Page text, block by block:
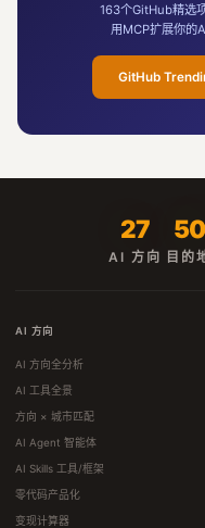
163个GitHub精选
用MCP扩展你的
GitHub
27
AI 方向
50
目的
AI 方向
AI 方向全分析
AI 工具全景
方向 × 城市匹配
AI Agent 智能体
AI Skills 工具/框架
零代码产品化
变现计算器